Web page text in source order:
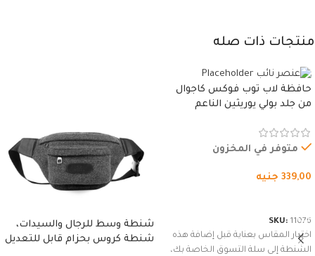
منتجات ذات صله
حافظة لاب توب فوكس كاجوال
من جلد بولي يوريثين الناعم
وسوستة.
متوفر في المخزون
339,00 جنيه
SKU: 11076
اختيار المقاس بعناية قبل إضافة هذه
الشنطة إلى سلة التسوق الخاصة بك،
شنطة وسط للرجال والسيدات،
شنطة كروس بحزام قابل للتعديل